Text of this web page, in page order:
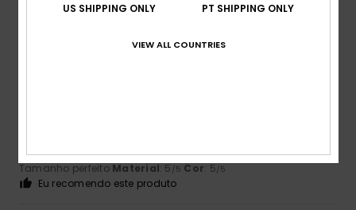
5/5
Conforto: 5/5 Relação qualidade/preço: 5/5 Tamanho:
Tamanho perfeito Material: 5 /5 Cor: 5/5
Eu recomendo este produto
US SHIPPING ONLY PT SHIPPING ONLY
VIEW ALL COUNTRIES